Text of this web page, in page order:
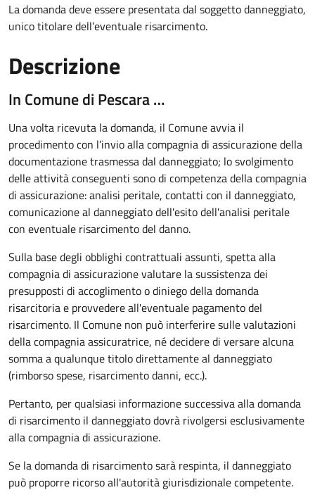
La domanda deve essere presentata dal soggetto danneggiato,
unico titolare dell’eventuale risarcimento.
Descrizione
In Comune di Pescara …
Una volta ricevuta la domanda, il Comune avvia il
procedimento con l’invio alla compagnia di assicurazione della
documentazione trasmessa dal danneggiato; lo svolgimento
delle attività conseguenti sono di competenza della compagnia
di assicurazione: analisi peritale, contatti con il danneggiato,
comunicazione al danneggiato dell'esito dell'analisi peritale
con eventuale risarcimento del danno.
Sulla base degli obblighi contrattuali assunti, spetta alla
compagnia di assicurazione valutare la sussistenza dei
presupposti di accoglimento o diniego della domanda
risarcitoria e provvedere all'eventuale pagamento del
risarcimento. Il Comune non può interferire sulle valutazioni
della compagnia assicuratrice, né decidere di versare alcuna
somma a qualunque titolo direttamente al danneggiato
(rimborso spese, risarcimento danni, ecc.).
Pertanto, per qualsiasi informazione successiva alla domanda
di risarcimento il danneggiato dovrà rivolgersi esclusivamente
alla compagnia di assicurazione.
Se la domanda di risarcimento sarà respinta, il danneggiato
può proporre ricorso all'autorità giurisdizionale competente.